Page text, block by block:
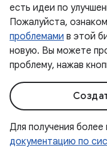
есть идеи по
Пожалуйста,
проблемами в этой
новую. Вы можете
проблему, нажав
Для получения
документацию по